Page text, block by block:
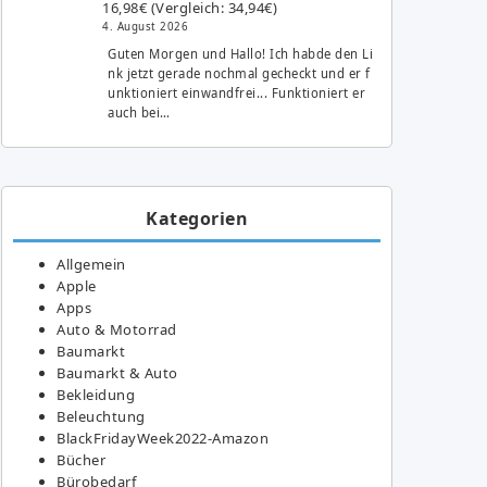
16,98€ (Vergleich: 34,94€)
4. August 2026
Guten Morgen und Hallo! Ich habde den Li
nk jetzt gerade nochmal gecheckt und er f
unktioniert einwandfrei... Funktioniert er
auch bei…
Kategorien
Allgemein
Apple
Apps
Auto & Motorrad
Baumarkt
Baumarkt & Auto
Bekleidung
Beleuchtung
BlackFridayWeek2022-Amazon
Bücher
Bürobedarf